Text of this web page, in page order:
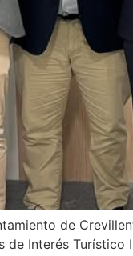
de
de Interés